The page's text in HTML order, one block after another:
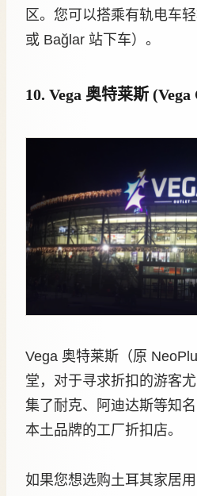
区。您可以搭乘有轨电车
或 Bağlar 站下车）。
10. Vega 奥特莱斯
Vega 奥特莱斯（原
堂，对于寻求折扣的游客
集了耐克、阿迪达斯等知
本土品牌的工厂折扣店。
如果您想选购土耳其家居